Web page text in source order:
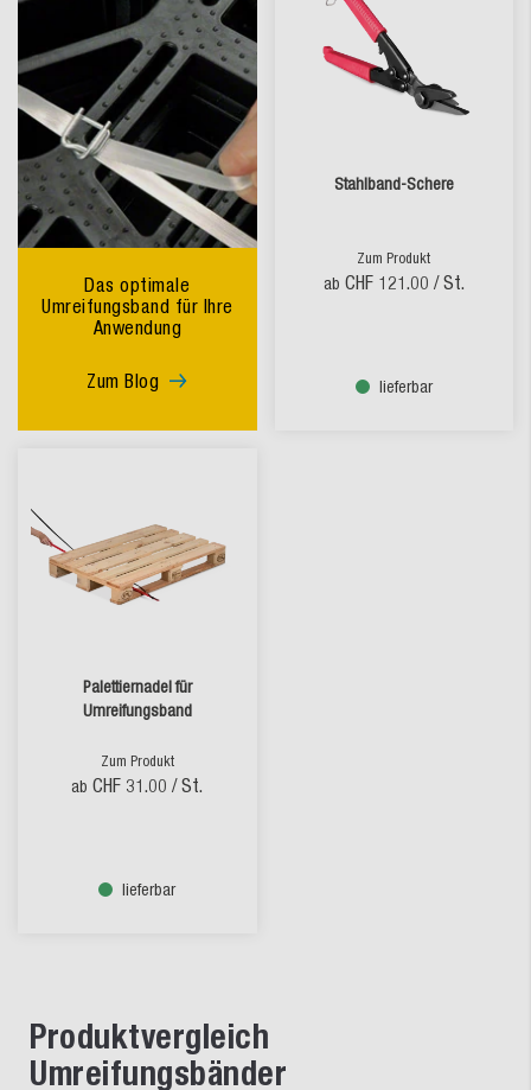
Das optimale
Umreifungsband für Ihre
Anwendung
Zum Blog
Stahlband-Schere
Zum Produkt
ab CHF 121.00 / St.
lieferbar
Palettiernadel für
Umreifungsband
Zum Produkt
ab CHF 31.00 / St.
lieferbar
Produktvergleich
Umreifungsbänder